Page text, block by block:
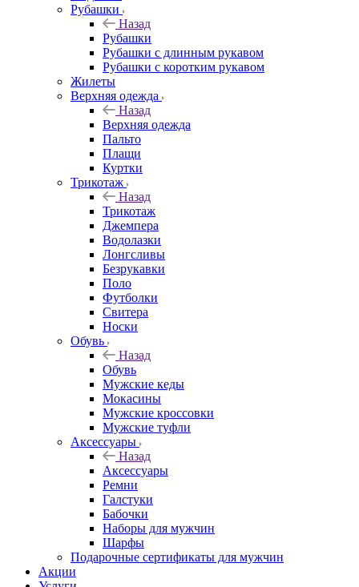
Рубашки
Назад
Рубашки
Рубашки с длинным рукавом
Рубашки с коротким рукавом
Жилеты
Верхняя одежда
Назад
Верхняя одежда
Пальто
Плащи
Куртки
Трикотаж
Назад
Трикотаж
Джемпера
Водолазки
Лонгсливы
Безрукавки
Поло
Футболки
Свитера
Носки
Обувь
Назад
Обувь
Мужские кеды
Мокасины
Мужские кроссовки
Мужские туфли
Аксессуары
Назад
Аксессуары
Ремни
Галстуки
Бабочки
Наборы для мужчин
Шарфы
Подарочные сертификаты для мужчин
Акции